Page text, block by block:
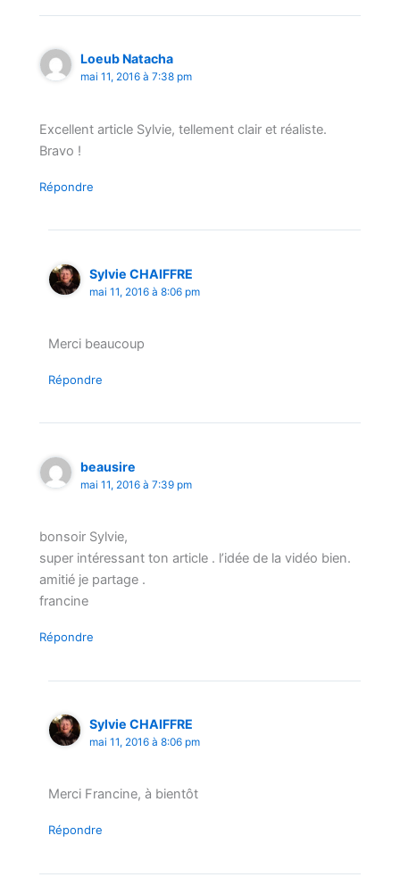
Loeub Natacha
mai 11, 2016 à 7:38 pm
Excellent article Sylvie, tellement clair et réaliste.
Bravo !
Répondre
Sylvie CHAIFFRE
mai 11, 2016 à 8:06 pm
Merci beaucoup
Répondre
beausire
mai 11, 2016 à 7:39 pm
bonsoir Sylvie,
super intéressant ton article . l’idée de la vidéo bien.
amitié je partage .
francine
Répondre
Sylvie CHAIFFRE
mai 11, 2016 à 8:06 pm
Merci Francine, à bientôt
Répondre